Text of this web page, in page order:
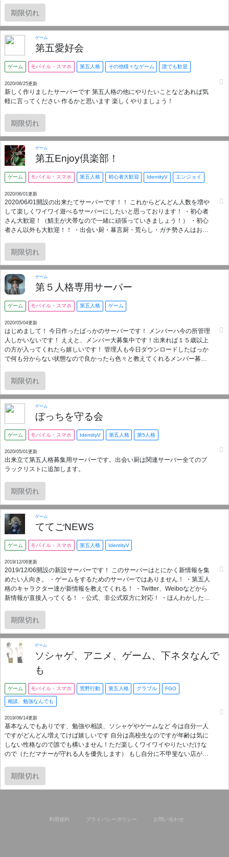
期限切れ
ゲーム
第五愛好会
ゲーム モバイル・スマホ 第五人格 その他様々なゲーム 誰でも歓迎
2020/06/25更新
新しく作りましたサーバーです 第五人格の他にやりたいことなどあれば気
軽に言ってください 作るかと思います 楽しくやりましょう！
期限切れ
ゲーム
第五Enjoy倶楽部！
ゲーム モバイル・スマホ 第五人格 初心者大歓迎 IdentityV エンジョイ
2020/06/01更新
2020/06/01開設の出来たてサーバーです！！ これからどんどん人数を増や
して楽しくワイワイ遊べるサーバーにしたいと思っております！ ・初心者
さん大歓迎！（鯖主が犬帯なので一緒に頑張っていきましょう！） ・初心
者さん以外も大歓迎！！ ・出会い厨・暴言厨・荒らし・ガチ勢さんはお断
ださいー！！！ サバイバーとハンターの立ち回りなどを勉強する部屋や、
非公式戦のルールなどの説明をしてあったり、なるべく使いやすく、分か
りやすいサーバーにしたつもりです！！ 皆さんからの要望窓口などもあ
り、一緒により良いサーバーを作っていきましょう！！
期限切れ
ゲーム
第５人格専用サーバー
ゲーム モバイル・スマホ 第五人格 ゲーム
2020/05/04更新
はじめまして！ 今日作ったばっかのサーバーです！ メンバーハ今の所管理
人しかいないです！ ええと、メンバー大募集中です！出来れば１５歳以上
の方が入ってくれたら嬉しいです！ 管理人も今日ダウンロードしたばっか
で何も分からない状態なので良かったら色々と教えてくれるメンバー募集
す！ 一人で遊ぶのが怖くて作っちゃいました！ 同じような初心者さんも参
期限切れ
ゲーム
ぼっちを守る会
ゲーム モバイル・スマホ IdentityV 第五人格 第5人格
2020/05/01更新
出来立て第五人格募集用サーバーです。出会い厨は関連サーバー全てのブ
ラックリストに追加します。
期限切れ
ゲーム
ててごNEWS
ゲーム モバイル・スマホ 第五人格 IdentityV
2019/12/06更新
2019/12/06開設の新設サーバーです！ このサーバーはとにかく新情報を集
めたい人向き。 ・ゲームをするためのサーバーではありません！ ・第五人
格のキャラクター達が新情報を教えてくれる！ ・Twitter、Weiboなどから
新情報が直接入ってくる！ ・公式、非公式双方に対応！ ・ほんわかした管
ず入れる！ などなど、他のサーバーとは一味違った場所です。 皆様の意見
を取り入れつつ、より良いサーバーになるように努力していきます✨ 是非
入ってみてくださいませ～！
期限切れ
ゲーム
ソシャゲ、アニメ、ゲーム、下ネタなんで
も
ゲーム モバイル・スマホ 荒野行動 第五人格 グラブル FGO
相談、勉強なんでも
2019/06/14更新
基本なんでもありです、勉強や相談、ソシャゲやゲームなど 今は自分一人
ですがどんどん増えてけば嬉しいです 自分は高校生なのですが年齢は気に
しない性格なので誰でも構いません！ただ楽しくワイワイやりたいだけな
ので（ただマナーが守れる人を優先します） もし自分に不甲斐ない店があ
で相談でも学校の勉強でもなんでも請け負います（まぁ勉強はまだしも会
社のことはよくわからない餓鬼ですが・・・(´･ω･ `)） 長々と長文を言って
いますがようは、みんなで助け合いながらワイワイやりましょうってこと
期限切れ
利用規約 プライバシーポリシー お問い合わせ